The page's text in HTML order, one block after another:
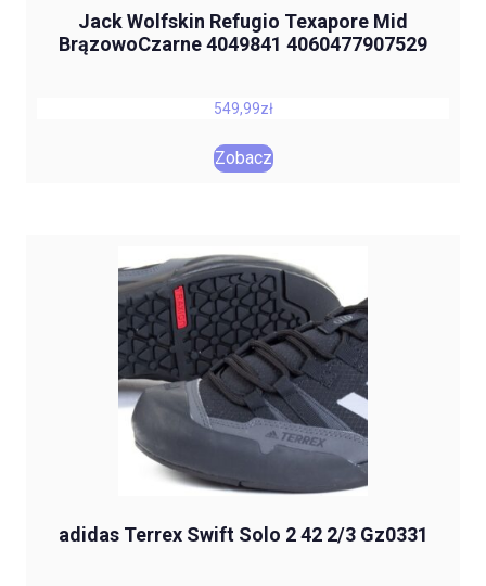
Jack Wolfskin Refugio Texapore Mid
BrązowoCzarne 4049841 4060477907529
549,99zł
Zobacz
adidas Terrex Swift Solo 2 42 2/3 Gz0331